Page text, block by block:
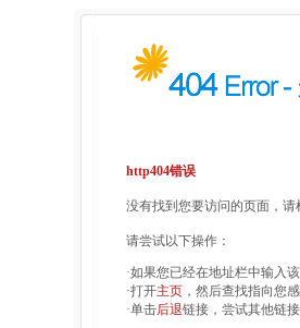
http404错误
没有找到您要访问的页面，
请尝试以下操作：
·如果您已经在地址栏中输入
·打开主页 ，然后查找指向您
·单击后退链接，尝试其他链